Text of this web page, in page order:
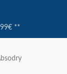
**